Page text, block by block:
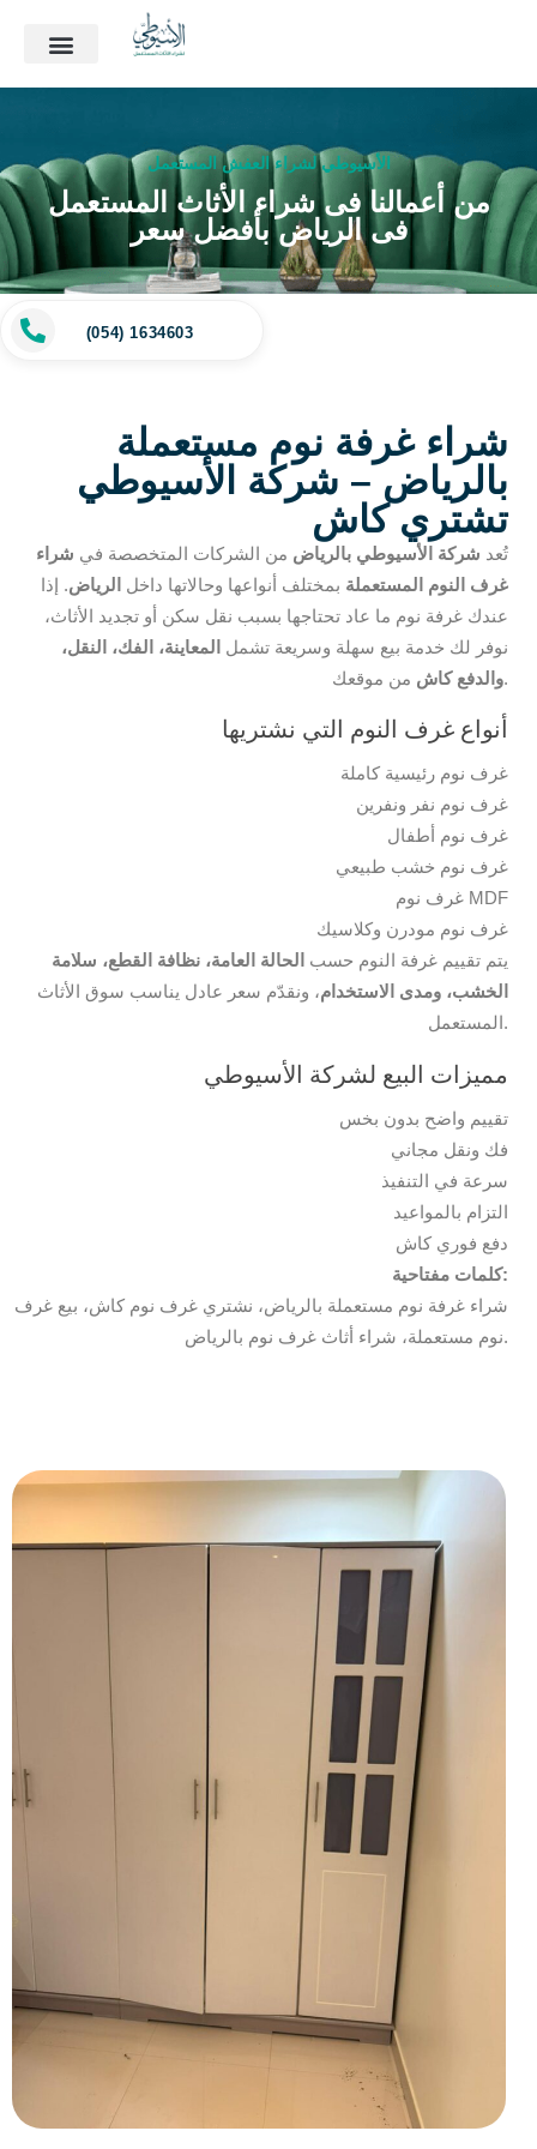
الأسيوطي لشراء العفش المستعمل
من أعمالنا فى شراء الأثاث المستعمل
فى الرياض بأفضل سعر
شراء غرفة نوم مستعملة
بالرياض – شركة الأسيوطي
تشتري كاش
تُعد شركة الأسيوطي بالرياض من الشركات المتخصصة في شراء
غرف النوم المستعملة بمختلف أنواعها وحالاتها داخل الرياض. إذا
عندك غرفة نوم ما عاد تحتاجها بسبب نقل سكن أو تجديد الأثاث،
نوفر لك خدمة بيع سهلة وسريعة تشمل المعاينة، الفك، النقل،
والدفع كاشمن موقعك.
أنواع غرف النوم التي نشتريها
غرف نوم رئيسية كاملة
غرف نوم نفر ونفرين
غرف نوم أطفال
غرف نوم خشب طبيعي
غرف نوم MDF
غرف نوم مودرن وكلاسيك
يتم تقييم غرفة النوم حسب الحالة العامة، نظافة القطع، سلامة
الخشب، ومدى الاستخدام، ونقدّم سعر عادل يناسب سوق الأثاث
المستعمل.
مميزات البيع لشركة الأسيوطي
تقييم واضح بدون بخس
فك ونقل مجاني
سرعة في التنفيذ
التزام بالمواعيد
دفع فوري كاش
كلمات مفتاحية:
شراء غرفة نوم مستعملة بالرياض، نشتري غرف نوم كاش، بيع غرف
نوم مستعملة، شراء أثاث غرف نوم بالرياض.
(054) 1634603